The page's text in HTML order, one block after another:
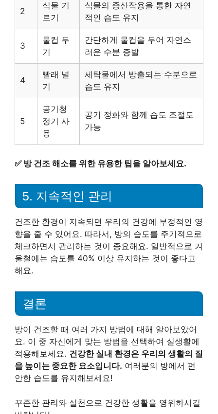
2
식물 기
르기
식물의 증산작용을 통한 자연
적인 습도 유지
3
물컵 두
기
간단하게 물컵을 두어 자연스
러운 수분 증발
4
빨래 널
기
세탁물에서 방출되는 수분으로
습도 유지
5
공기청
정기 사
용
공기 정화와 함께 습도 조절도
가능
✅ 방 건조 해소를 위한 유용한 팁을 알아보세요.
5. 지속적인 관리
건조한 환경이 지속되면 우리의 건강에 부정적인 영
향을 줄 수 있어요. 따라서, 방의 습도를 주기적으로
체크하면서 관리하는 것이 중요해요. 일반적으로 겨
울철에는 습도를 40% 이상 유지하는 것이 좋다고
해요.
결론
방이 건조할 때 여러 가지 방법에 대해 알아보았어
요. 이 중 자신에게 맞는 방법을 선택하여 실생활에
적용해보세요. 건강한 실내 환경은 우리의 생활의 질
을 높이는 중요한 요소입니다. 여러분의 방에서 편
안한 습도를 유지해보세요!
꾸준한 관리와 실천으로 건강한 생활을 영위하시길